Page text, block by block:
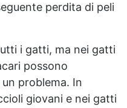
perdita di peli
i gatti, ma nei gatti
possono
problema. In
giovani e nei gatti